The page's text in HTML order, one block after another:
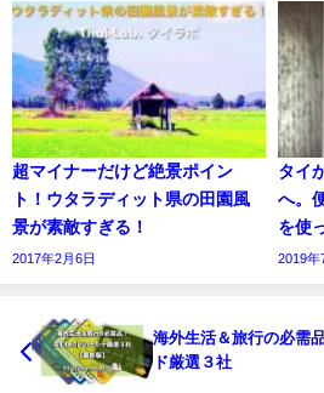
超マイナーだけど絶景ポイン
ト！ウタラディット県の田園風
景が素敵すぎる！
2017年2月6日
タイ
へ。
を使
2019年
海外生活＆旅行の必需
ド厳選３社